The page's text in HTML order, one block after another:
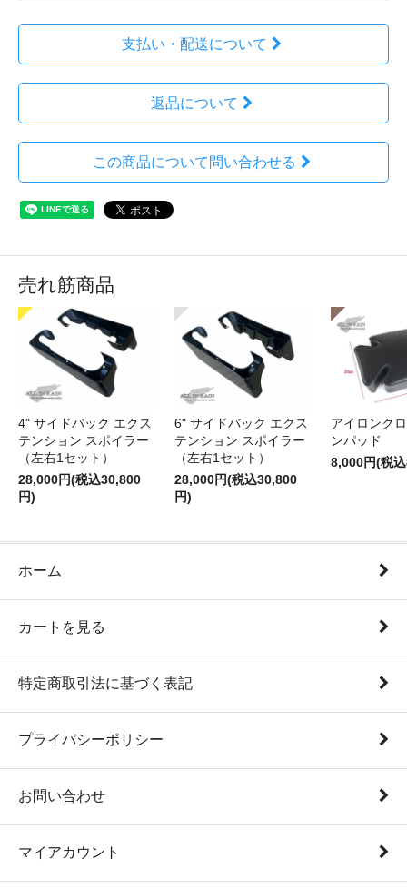
支払い・配送について
返品について
この商品について問い合わせる
売れ筋商品
4" サイドバック エクス
テンション スポイラー
（左右1セット）
28,000円(税込30,800
円)
6" サイドバック エクス
テンション スポイラー
（左右1セット）
28,000円(税込30,800
円)
アイロンク
ンパッド
8,000円(税
ホーム
カートを見る
特定商取引法に基づく表記
プライバシーポリシー
お問い合わせ
マイアカウント